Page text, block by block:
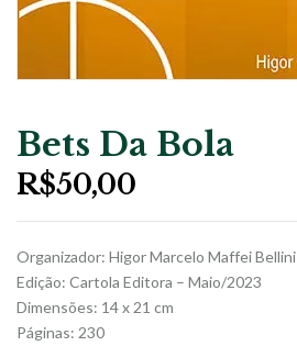
Bets Da Bola
R$50,00
Organizador: Higor Marcelo Maffei Bellini
Edição: Cartola Editora – Maio/2023
Dimensões: 14 x 21 cm
Páginas: 230